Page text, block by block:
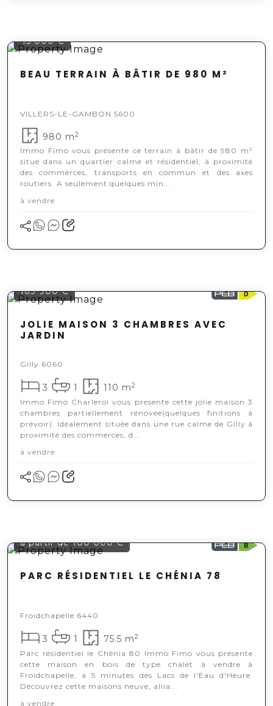
45 000 €
BEAU TERRAIN À BÂTIR DE 980 M²
VILLERS-LE-GAMBON 5600
980 m2
Immo Fimo vous présente ce terrain à bâtir de 980 m²
situé dans un quartier calme et résidentiel, à proximité
des commerces, transports en commun et des axes
routiers. A seulement quelques min...
à vendre
169 900 €
JOLIE MAISON 3 CHAMBRES AVEC
JARDIN
Gilly 6060
3 1 110 m2
Immo Fimo Charleroi vous présente cette jolie maison 3
chambres partiellement rénovée(quelques finitions à
prévoir). Idéalement située dans une rue calme de Gilly à
proximité des commerces, d...
à vendre
à partir de 100 000 €
PARC RÉSIDENTIEL LE CHÉNIA 78
Froidchapelle 6440
3 1 75.5 m2
Parc résidentiel le Chénia 80 Immo Fimo vous présente
cette maison en bois de type chalet à vendre à
Froidchapelle, à 5 minutes des Lacs de l'Eau d'Heure.
Découvrez cette maisons neuve, allia...
à vendre